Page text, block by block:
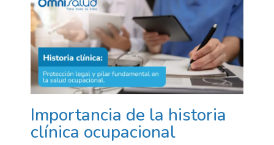
Importancia de la historia
clínica ocupacional